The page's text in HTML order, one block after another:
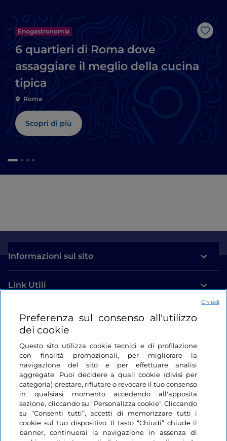
Like
Enogastronomia
6 quartieri di Roma dove
assaggiare il meglio della cucina
tipica
Roma
Scopri di più
Informazioni sul sito
Link Utili
Login
Restiamo in contatto
Preferenza sul consenso all'utilizzo
dei cookie
Questo sito utilizza cookie tecnici e di profilazione
con finalità promozionali, per migliorare la
navigazione del sito e per effettuare analisi
aggregate. Puoi decidere a quali cookie (divisi per
categoria) prestare, rifiutare o revocare il tuo consenso
in qualsiasi momento accedendo all'apposita
sezione, cliccando su "Personalizza cookie". Cliccando
su “Consenti tutti”, accetti di memorizzare tutti i
cookie sul tuo dispositivo. Il tasto “Chiudi” chiude il
banner, continuerai la navigazione in assenza di
Chiudi